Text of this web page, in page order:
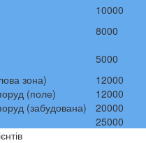
10000
8000
5000
зона)
12000
(поле)
12000
(забудована)
20000
25000